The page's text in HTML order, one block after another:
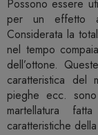
Possono essere
per un effetto
Considerata la
nel tempo
dell’ottone.
caratteristica del
pieghe ecc.
martellatura
caratteristiche